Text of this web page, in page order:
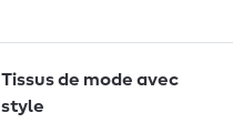
Tissus de mode avec
style